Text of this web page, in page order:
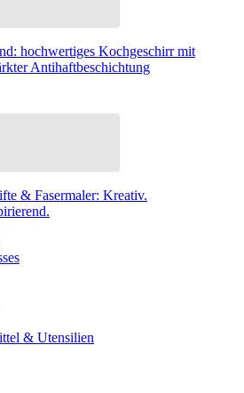
hochwertiges Kochgeschirr mit
Antihaftbeschichtung
& Fasermaler: Kreativ.
& Utensilien